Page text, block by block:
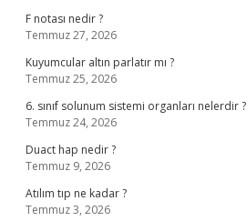
F notası nedir ?
Temmuz 27, 2026
Kuyumcular altın parlatır mı ?
Temmuz 25, 2026
6. sınıf solunum sistemi organları nelerdir ?
Temmuz 24, 2026
Duact hap nedir ?
Temmuz 9, 2026
Atılım tıp ne kadar ?
Temmuz 3, 2026